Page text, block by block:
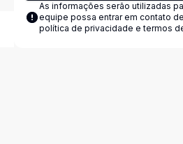
As informações serão utilizadas
equipe possa entrar em contato
política de privacidade e termos